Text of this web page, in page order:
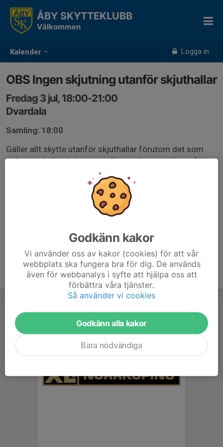
Kalender Logga in
ÅBY SKYTTEKLUBB
Välkommen
OBS Ingen skjutning utanför skjuthallar
Fredag 3 jul, 18:00-21:00
Dvardala
Samling: 18:00
Gäller allt skytte utanför skjuthallar förutom det som
redan var bokat och eventuella event samt träning för
nationella fälttävlingar som är godkänt av banchef.
Godkänn kakor
Vi använder oss av kakor (cookies) för att vår
webbplats ska fungera bra för dig. De används
även för webbanalys i syfte att hjälpa oss att
förbättra våra tjänster.
Så använder vi cookies
Godkänn alla kakor
Bara nödvändiga